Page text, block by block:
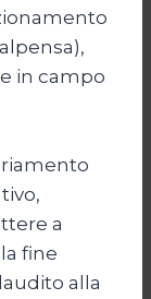
in campo
a
fine
alla